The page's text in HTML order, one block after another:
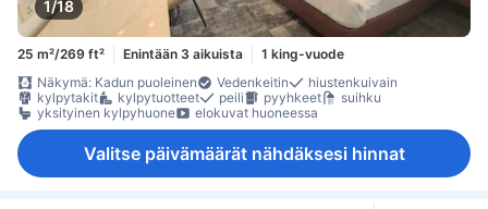
1/18
25 m²/269 ft² Enintään 3 aikuista
1 king-vuode
Näkymä: Kadun puoleinen
Vedenkeitin
hiustenkuivain
kylpytakit
kylpytuotteet peili pyyhkeet
suihku
yksityinen kylpyhuone
elokuvat huoneessa
Valitse päivämäärät nähdäksesi hinnat